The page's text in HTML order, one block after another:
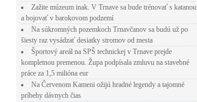
Zažite múzeum inak. V Trnave sa bude trénovať s katanou
a bojovať v barokovom podzemí
Na súkromných pozemkoch Trnavčanov sa budú už po
šiesty raz vysádzať desiatky stromov od mesta
Športový areál na SPŠ technickej v Trnave prejde
kompletnou premenou. Župa podpísala zmluvu na stavebné
práce za 1,5 milióna eur
Na Červenom Kameni ožijú hradné legendy a tajomné
príbehy dávnych čias